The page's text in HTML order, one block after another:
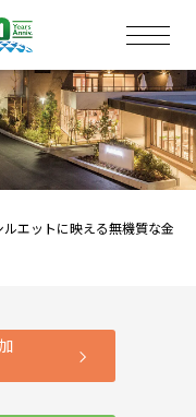
ルエットに映える無機質な金